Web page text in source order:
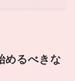
めるべきな